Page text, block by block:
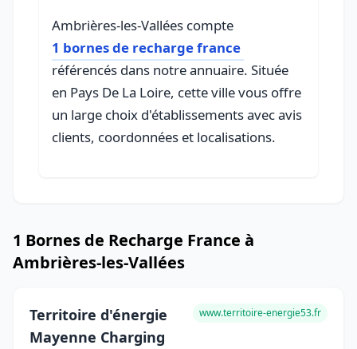
Ambrières-les-Vallées compte
1 bornes de recharge france
référencés dans notre annuaire. Située
en Pays De La Loire, cette ville vous offre
un large choix d'établissements avec avis
clients, coordonnées et localisations.
1 Bornes de Recharge France à
Ambrières-les-Vallées
Territoire d'énergie
Mayenne Charging
www.territoire-energie53.fr